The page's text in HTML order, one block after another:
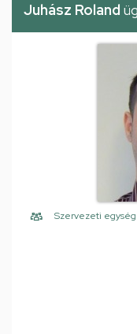
Juhász Roland
Szervezeti egység